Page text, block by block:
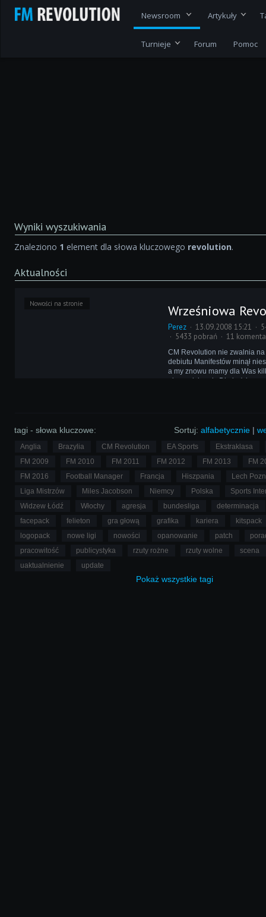
Newsroom Artykuły
Turnieje Forum Pomoc
Wyniki wyszukiwania
Znaleziono 1 element dla słowa kluczowego revolution.
Aktualności
Nowości na stronie Wrześniowa
Perez 13.09.2008 15:21
5433 pobrań
11
CM Revolution nie zwalnia na
debiutu Manifestów minął
a my znowu mamy dla Was
niespodzianek. Dla każdego
Sortuj: alfabetycznie |
tagi - słowa kluczowe:
Anglia Brazylia CM Revolution EA Sports
Ekstraklasa
FM 2009
FM 2010 FM 2011 FM 2012 FM 2013
FM
FM 2016
Football Manager Francja Hiszpania
Lech
Liga Mistrzów
Miles Jacobson Niemcy Polska
Sports
Widzew Łódź
Włochy agresja bundesliga
determinacja
facepack
felieton gra głową grafika kariera
kitspack
logopack
nowe ligi nowości opanowanie patch
pracowitość
publicystyka rzuty rożne rzuty wolne
scena
uaktualnienie
update
Pokaż wszystkie tagi